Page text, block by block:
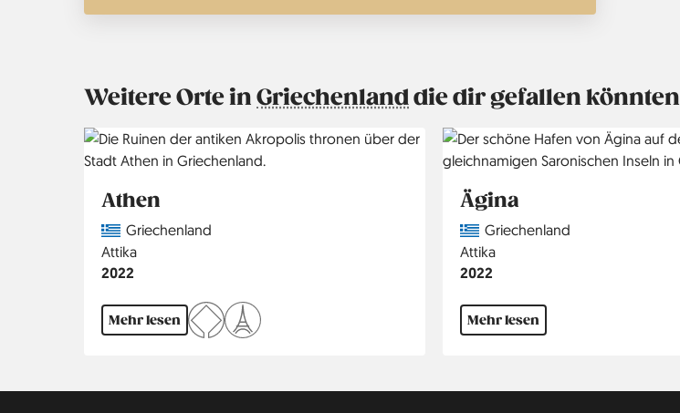
Weitere Orte in Griechenlanddie dir gefallen könnten
Athen
CountryGriechenland
Region
Attika
Jahr
2022
Mehr lesen
Ägina
CountryGriechenland
Region
Attika
Jahr
2022
Mehr lesen